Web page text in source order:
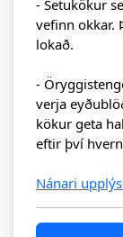
- Setukökur
vefinn okkar.
lokað.
-
verja
kökur geta
eftir því
Nánari